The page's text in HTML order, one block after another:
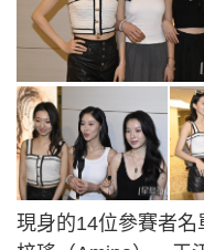
現身的14位參賽者